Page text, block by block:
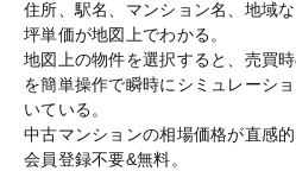
住所、駅名、マンション名、地域
坪単価が地図上でわかる。
地図上の物件を選択すると、売買
を簡単操作で瞬時にシミュレーシ
いている。
中古マンションの相場価格が直感
会員登録不要&無料。